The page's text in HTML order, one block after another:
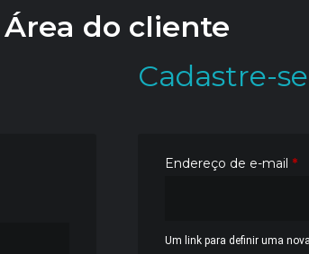
Área do cliente
Cadastre-se
Endereço de e-mail *
Um link para definir uma